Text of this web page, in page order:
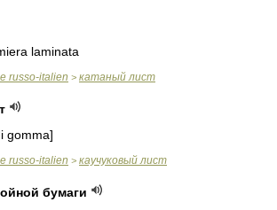
laminata
russo-italien > катаный лист
gomma]
russo-italien > каучуковый лист
бумаги